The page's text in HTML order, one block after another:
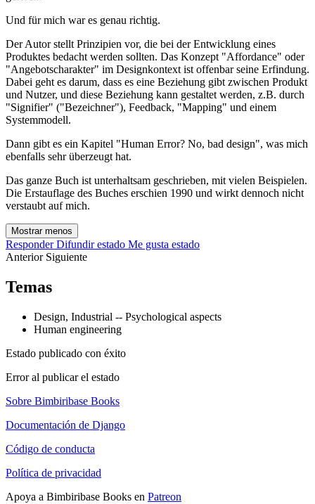
Und für mich war es genau richtig.
Der Autor stellt Prinzipien vor, die bei der Entwicklung eines
Produktes bedacht werden sollten. Das Konzept "Affordance" oder
"Angebotscharakter" im Designkontext ist offenbar seine Erfindung.
Dabei geht es darum, dass es eine Beziehung gibt zwischen Produkt
und Nutzer, und diese Beziehung kann gestaltet werden, z.B. durch
"Signifier" ("Bezeichner"), Feedback, "Mapping" und einem
Systemmodell.
Dann gibt es ein Kapitel "Human Error? No, bad design", was mich
ebenfalls sehr überzeugt hat.
Das ganze Buch ist unterhaltsam geschrieben, mit vielen Beispielen.
Die Erstauflage des Buches erschien 1990 und wirkt dennoch nicht
verstaubt auf mich.
Mostrar menos
Responder Difundir estado Me gusta estado
Anterior Siguiente
Temas
Design, Industrial -- Psychological aspects
Human engineering
Estado publicado con éxito
Error al publicar el estado
Sobre Bimbiribase Books
Documentación de Django
Código de conducta
Política de privacidad
Apoya a Bimbiribase Books en Patreon